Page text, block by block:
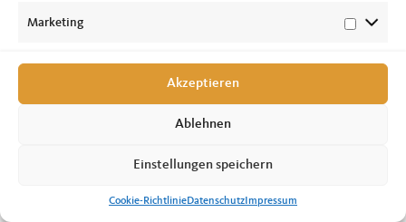
Marketing
Akzeptieren
Ablehnen
Einstellungen speichern
Cookie-RichtlinieDatenschutz Impressum
Copyright © 2026 Tobias Krull, MdL //Impressum|Datenschutz|Cookie-